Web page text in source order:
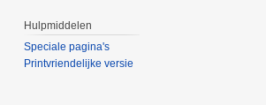
Hulpmiddelen
Speciale pagina's
Printvriendelijke versie